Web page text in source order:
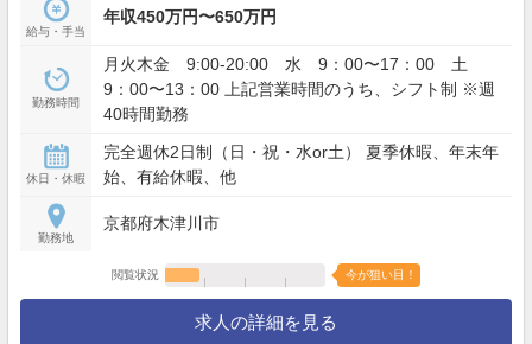
給与・手当
年収450万円〜650万円
勤務時間
月火木金 9:00-20:00 水 9：00〜17：00 土
9：00〜13：00 上記営業時間のうち、シフト制 ※週
40時間勤務
休日・休暇
完全週休2日制（日・祝・水or土） 夏季休暇、年末年
始、有給休暇、他
勤務地
京都府木津川市
閲覧状況 今が狙い目！
求人の詳細を見る